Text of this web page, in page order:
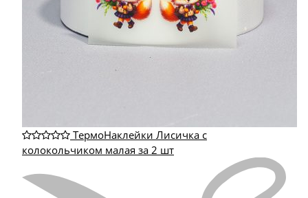
ТермоНаклейки Лисичка с
колокольчиком малая за 2 шт